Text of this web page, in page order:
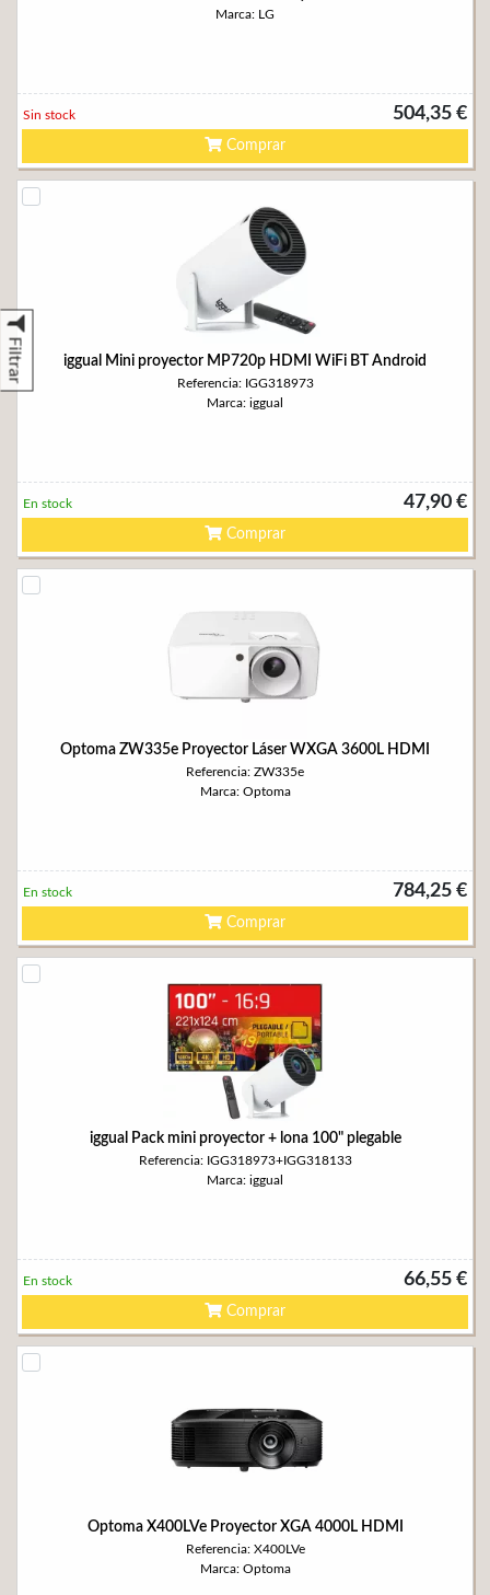
Filtrar
Marca: LG
504,35 €
Sin stock
Comprar
iggual Mini proyector MP720p HDMI WiFi BT Android
Referencia: IGG318973
Marca: iggual
47,90 €
En stock
Comprar
Optoma ZW335e Proyector Láser WXGA 3600L HDMI
Referencia: ZW335e
Marca: Optoma
784,25 €
En stock
Comprar
iggual Pack mini proyector + lona 100" plegable
Referencia: IGG318973+IGG318133
Marca: iggual
66,55 €
En stock
Comprar
Optoma X400LVe Proyector XGA 4000L HDMI
Referencia: X400LVe
Marca: Optoma